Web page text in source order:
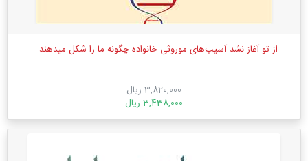
از تو آغاز نشد آسیب‌های موروثی خانواده چگونه ما را شکل میدهند...
3,820,000 ریال
3,438,000 ریال